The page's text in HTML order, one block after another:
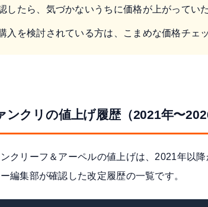
したら、気づかないうちに価格が上がってい
入を検討されている方は、こまめな価格チェ
ンクリの値上げ履歴（2021年〜
クリーフ＆アーペルの値上げは、2021年以
編集部が確認した改定履歴の一覧です。